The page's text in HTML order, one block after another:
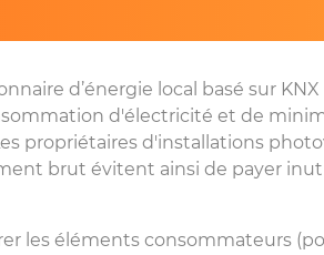
d’énergie local basé sur
d'électricité et de
propriétaires d'installations
brut évitent ainsi de payer
les éléments consommateurs